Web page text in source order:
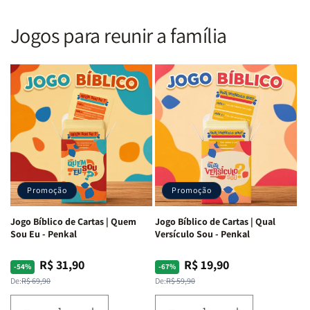
Almeida
Letra
Média
Full
Color
Brochura
Rei
Leão
Almeida
Letra
Média
&amp;
Full
Color
|
Brochura
|
Rei
Leão
PPM
|
|
Full
Color
Capa
Dura
Harpa
|
-
Cruz
Laranja
|
Full
Color
|
Capa
Dura
Harpa
|
-
Cruz
Laranja
Jogos para reunir a família
Promoção
Jogo Bíblico de Cartas | Quem
Sou Eu - Penkal
-54%
Preço
normal
De:R$ 69,90
Preço
promocional
R$ 31,90
Promoção
Jogo Bíblico de Cartas | Qual
Versículo Sou - Penkal
-67%
Preço
normal
De:R$ 59,90
Preço
promocional
R$ 19,90